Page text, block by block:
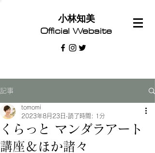
Official Website
​小林知美
記事
くらっと マンダラアート
講座＆ほか諸々
tomomi
2023年8月23日 読了時間: 1分